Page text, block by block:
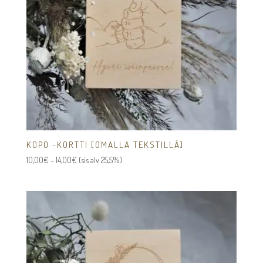
KOPO -KORTTI [OMALLA TEKSTILLÄ]
10,00€ –14,00€Hintaluokka:
(sis alv 25,5%)